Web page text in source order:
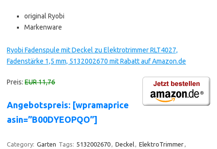
original Ryobi
Markenware
Ryobi Fadenspule mit Deckel zu Elektrotrimmer RLT4027,
Fadenstärke 1,5 mm, 5132002670 mit Rabatt auf Amazon.de
Preis: EUR 11,76
Angebotspreis: [wpramaprice
asin=”B00DYEOPQO”]
Category: Garten Tags: 5132002670, Deckel, ElektroTrimmer,